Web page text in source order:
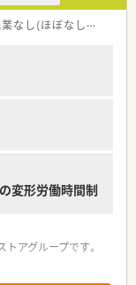
回、最大9連休を取得
バランスを後押し
ム優待等が受けられ
す。
間勤務制度を実施
て勤務できる制度で
学時までの期間利用
なし(ほぼなし含む)
変形労働時間制
アグループです。